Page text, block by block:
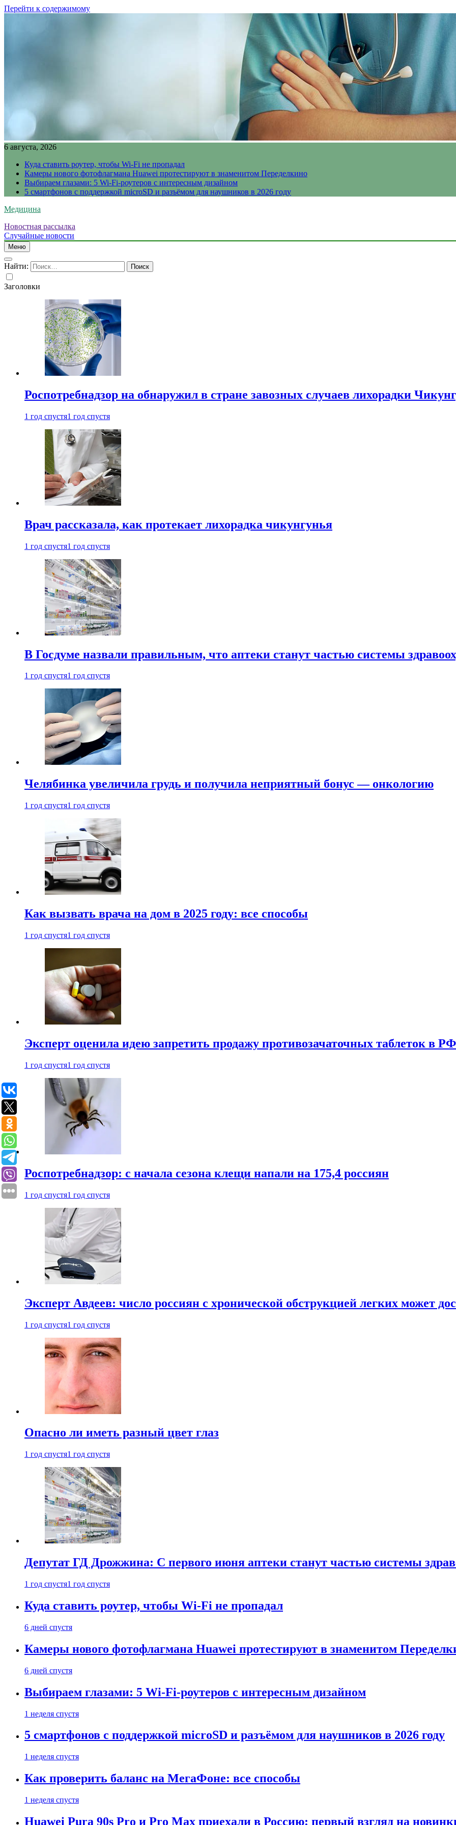
Перейти к содержимому
6 августа, 2026
Куда ставить роутер, чтобы Wi-Fi не пропадал
Камеры нового фотофлагмана Huawei протестируют в знаменитом Переделкино
Выбираем глазами: 5 Wi-Fi-роутеров с интересным дизайном
5 смартфонов с поддержкой microSD и разъёмом для наушников в 2026 году
Медицина
Новостная рассылка
Случайные новости
Меню
Найти:
Заголовки
Роспотребнадзор на обнаружил в стране завозных случаев лихорадки
1 год спустя1 год спустя
Врач рассказала, как протекает лихорадка чикунгунья
1 год спустя1 год спустя
В Госдуме назвали правильным, что аптеки станут частью системы
1 год спустя1 год спустя
Челябинка увеличила грудь и получила неприятный бонус — онкологию
1 год спустя1 год спустя
Как вызвать врача на дом в 2025 году: все способы
1 год спустя1 год спустя
Эксперт оценила идею запретить продажу противозачаточных таблеток в РФ
1 год спустя1 год спустя
Роспотребнадзор: с начала сезона клещи напали на 175,4 россиян
1 год спустя1 год спустя
Эксперт Авдеев: число россиян с хронической обструкцией легких может
1 год спустя1 год спустя
Опасно ли иметь разный цвет глаз
1 год спустя1 год спустя
Депутат ГД Дрожжина: С первого июня аптеки станут частью системы
1 год спустя1 год спустя
Куда ставить роутер, чтобы Wi-Fi не пропадал
6 дней спустя
Камеры нового фотофлагмана Huawei протестируют в знаменитом
6 дней спустя
Выбираем глазами: 5 Wi-Fi-роутеров с интересным дизайном
1 неделя спустя
5 смартфонов с поддержкой microSD и разъёмом для наушников в 2026 году
1 неделя спустя
Как проверить баланс на МегаФоне: все способы
1 неделя спустя
Huawei Pura 90s Pro и Pro Max приехали в Россию: первый взгляд на